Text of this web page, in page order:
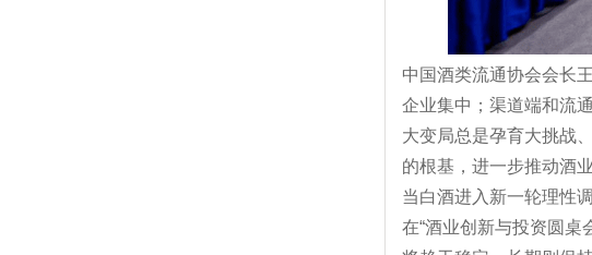
中国酒类流通协会会长
企业集中；渠道端和流
大变局总是孕育大挑战
的根基，进一步推动酒
当白酒进入新一轮理性
在“酒业创新与投资圆桌